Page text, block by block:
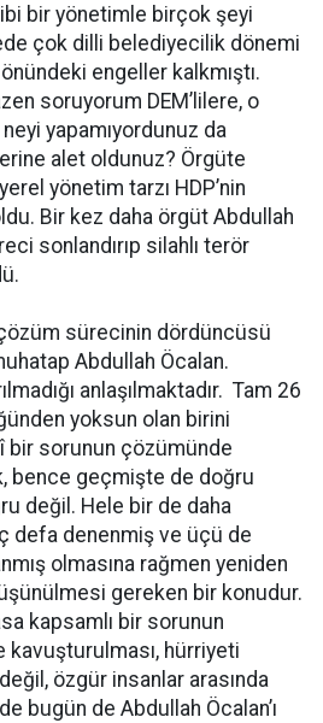
bir yönetimle birçok şeyi
çok dilli belediyecilik dönemi
engeller kalkmıştı.
soruyorum DEM’lilere, o
yapamıyordunuz da
alet oldunuz? Örgüte
yönetim tarzı HDP’nin
Bir kez daha örgüt Abdullah
sonlandırıp silahlı terör
sürecinin dördüncüsü
Abdullah Öcalan.
anlaşılmaktadır. Tam 26
yoksun olan birini
bir sorunun çözümünde
bence geçmişte de doğru
değil. Hele bir de daha
defa denenmiş ve üçü de
olmasına rağmen yeniden
gereken bir konudur.
kapsamlı bir sorunun
kavuşturulması, hürriyeti
özgür insanlar arasında
bugün de Abdullah Öcalan’ı